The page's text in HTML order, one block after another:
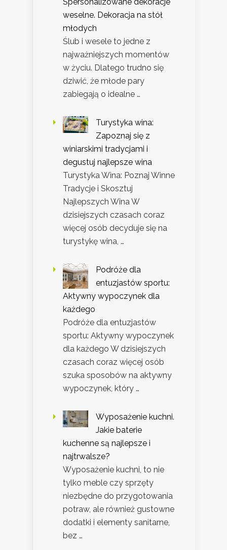
weselne. Dekoracja na stół
młodych
Ślub i wesele to jedne z
najważniejszych momentów
w życiu. Dlatego trudno się
dziwić, że młode pary
zabiegają o idealne …
Turystyka wina:
Zapoznaj się z
winiarskimi tradycjami i
degustuj najlepsze wina
Turystyka Wina: Poznaj Winne
Tradycje i Skosztuj
Najlepszych Wina W
dzisiejszych czasach coraz
więcej osób decyduje się na
turystykę wina, …
Podróże dla
entuzjastów sportu:
Aktywny wypoczynek dla
każdego
Podróże dla entuzjastów
sportu: Aktywny wypoczynek
dla każdego W dzisiejszych
czasach coraz więcej osób
szuka sposobów na aktywny
wypoczynek, który …
Wyposażenie kuchni.
Jakie baterie
kuchenne są najlepsze i
najtrwalsze?
Wyposażenie kuchni, to nie
tylko meble czy sprzęty
niezbędne do przygotowania
potraw, ale również gustowne
dodatki i elementy sanitarne,
bez …